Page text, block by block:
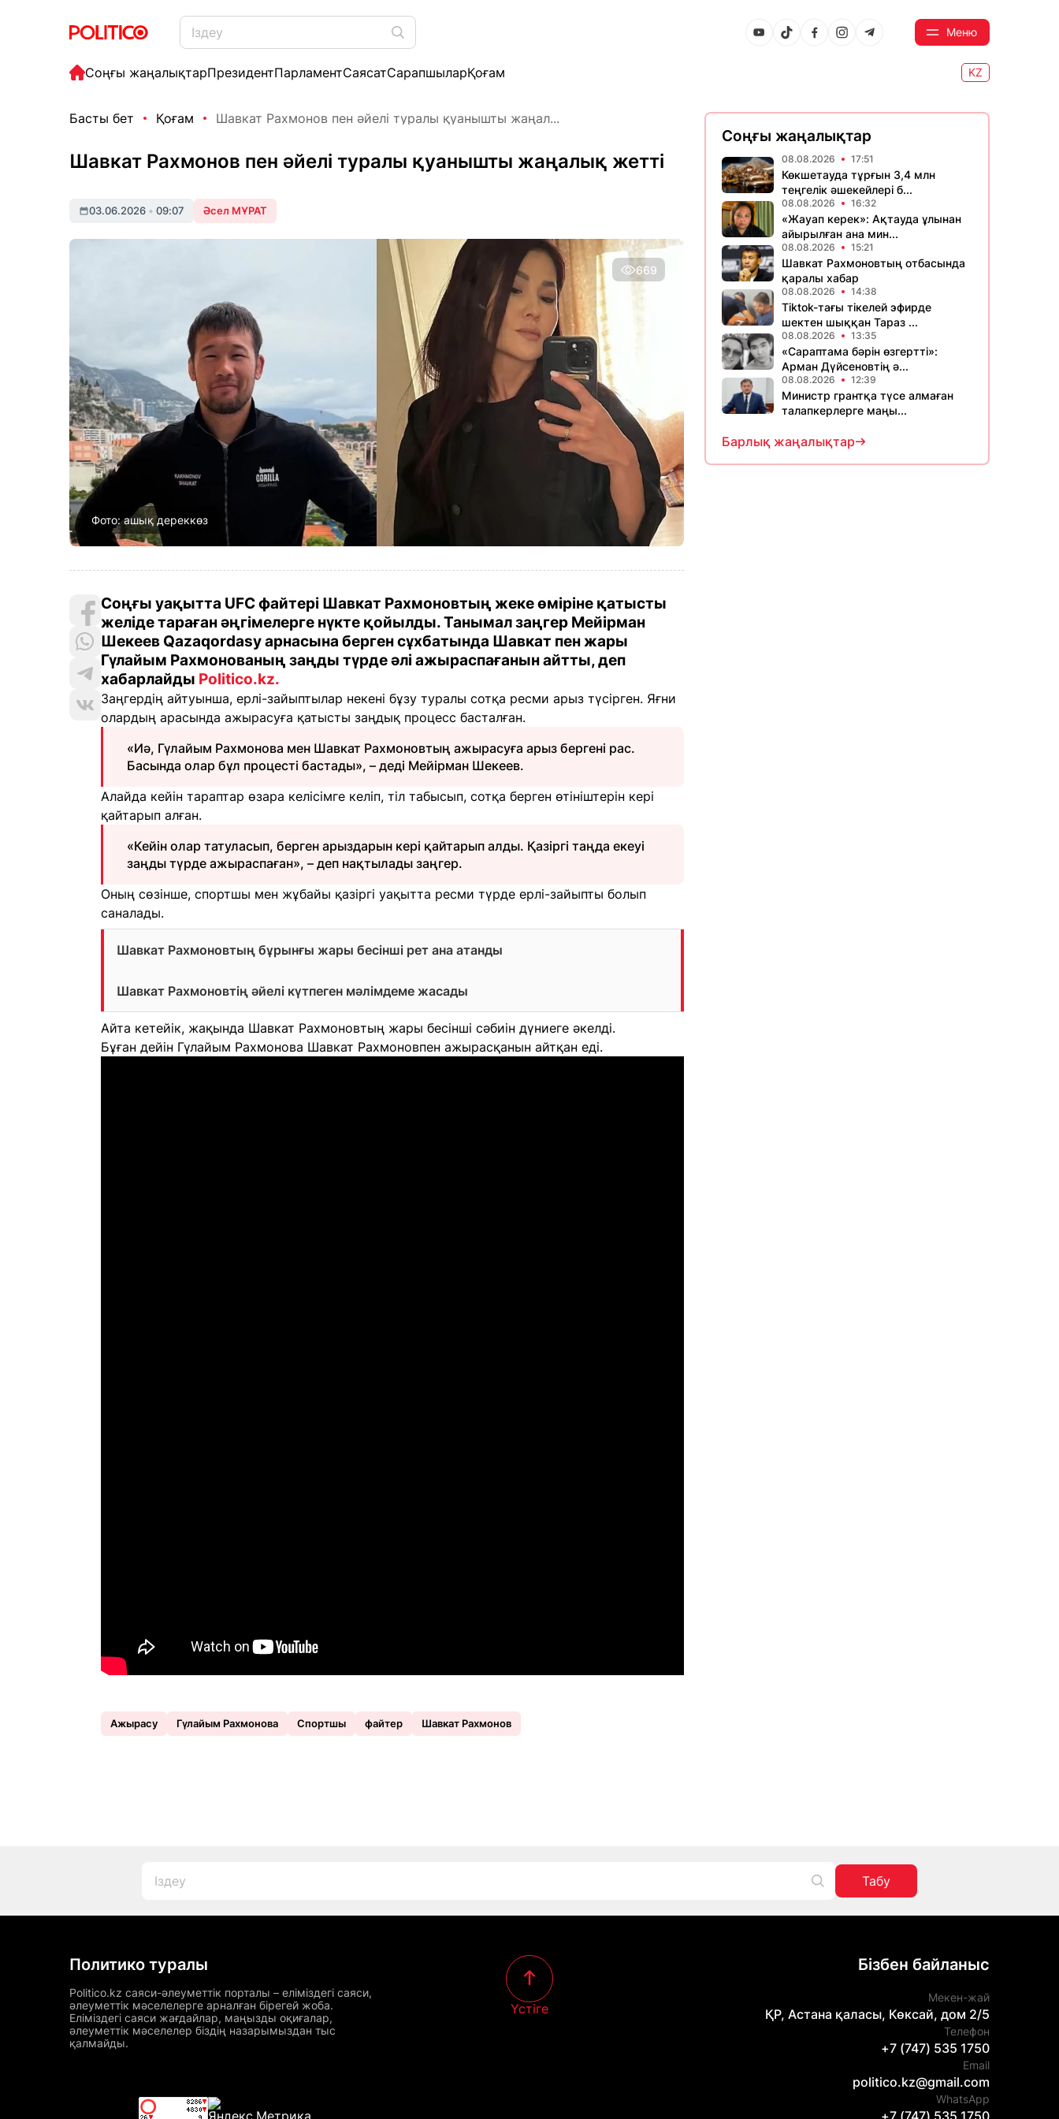
Меню
Соңғы жаңалықтарПрезидентПарламентСаясатСарапшыларҚоғам KZ
Басты бет Қоғам Шавкат Рахмонов пен әйелі туралы қуанышты жаңал...
Шавкат Рахмонов пен әйелі туралы қуанышты жаңалық жетті
03.06.2026 • 09:07 Әсел МҰРАТ
669
Фото: ашық дереккөз
Соңғы уақытта UFC файтері Шавкат Рахмоновтың жеке өміріне қатысты
желіде тараған әңгімелерге нүкте қойылды. Танымал заңгер Мейірман
Шекеев Qazaqordasy арнасына берген сұхбатында Шавкат пен жары
Гүлайым Рахмонованың заңды түрде әлі ажыраспағанын айтты, деп
хабарлайды Politico.kz.
Заңгердің айтуынша, ерлі-зайыптылар некені бұзу туралы сотқа ресми арыз түсірген. Яғни
олардың арасында ажырасуға қатысты заңдық процесс басталған.
«Иә, Гүлайым Рахмонова мен Шавкат Рахмоновтың ажырасуға арыз бергені рас.
Басында олар бұл процесті бастады», – деді Мейірман Шекеев.
Алайда кейін тараптар өзара келісімге келіп, тіл табысып, сотқа берген өтініштерін кері
қайтарып алған.
«Кейін олар татуласып, берген арыздарын кері қайтарып алды. Қазіргі таңда екеуі
заңды түрде ажыраспаған», – деп нақтылады заңгер.
Оның сөзінше, спортшы мен жұбайы қазіргі уақытта ресми түрде ерлі-зайыпты болып
саналады.
Шавкат Рахмоновтың бұрынғы жары бесінші рет ана атанды
Шавкат Рахмоновтің әйелі күтпеген мәлімдеме жасады
Айта кетейік, жақында Шавкат Рахмоновтың жары бесінші сәбиін дүниеге әкелді.
Бұған дейін Гүлайым Рахмонова Шавкат Рахмоновпен ажырасқанын айтқан еді.
Ажырасу Гүлайым Рахмонова Спортшы файтер Шавкат Рахмонов
Соңғы жаңалықтар
08.08.2026 17:51
Көкшетауда тұрғын 3,4 млн
теңгелік әшекейлері б...
08.08.2026 16:32
«Жауап керек»: Ақтауда ұлынан
айырылған ана мин...
08.08.2026 15:21
Шавкат Рахмоновтың отбасында
қаралы хабар
08.08.2026 14:38
Tiktok-тағы тікелей эфирде
шектен шыққан Тараз ...
08.08.2026 13:35
«Сараптама бәрін өзгертті»:
Арман Дүйсеновтің ә...
08.08.2026 12:39
Министр грантқа түсе алмаған
талапкерлерге маңы...
Барлық жаңалықтар
Табу
Политико туралы
Politico.kz саяси-әлеуметтік порталы – еліміздегі саяси,
әлеуметтік мәселелерге арналған бірегей жоба.
Еліміздегі саяси жағдайлар, маңызды оқиғалар,
әлеуметтік мәселелер біздің назарымыздан тыс
қалмайды.
Үстіге
Бізбен байланыс
Мекен-жай
ҚР, Астана қаласы, Көксай, дом 2/5
Телефон
+7 (747) 535 1750
Email
politico.kz@gmail.com
WhatsApp
+7 (747) 535 1750